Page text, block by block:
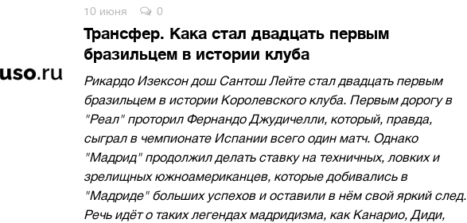
10 июня 0
Трансфер. Кака стал двадцать первым
бразильцем в истории клуба
Рикардо Изексон дош Сантош Лейте стал двадцать первым
бразильцем в истории Королевского клуба. Первым дорогу в
"Реал" проторил Фернандо Джудичелли, который, правда,
сыграл в чемпионате Испании всего один матч. Однако
"Мадрид" продолжил делать ставку на техничных, ловких и
зрелищных южноамериканцев, которые добивались в
"Мадриде" больших успехов и оставили в нём свой яркий след.
Речь идёт о таких легендах мадридизма, как Канарио, Диди,